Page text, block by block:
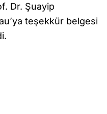
Dr. Şuayip
teşekkür belgesi